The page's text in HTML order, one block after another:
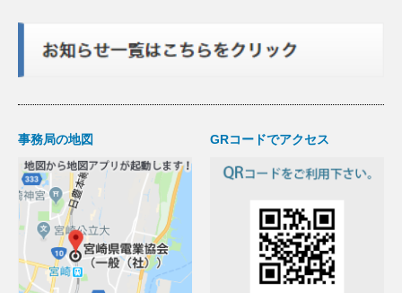
事務局の地図 GRコードでアクセス